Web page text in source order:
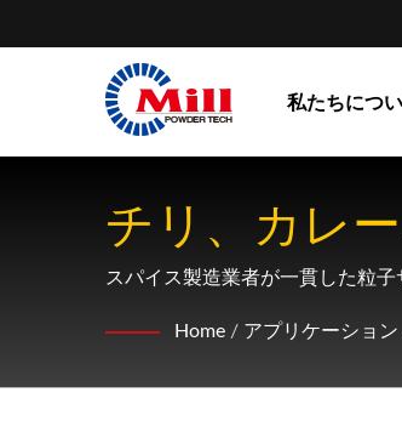
私たちにつ
チリ、カレ
ーション
スパイス製造業者が一貫した粒
Home / アプリケーション